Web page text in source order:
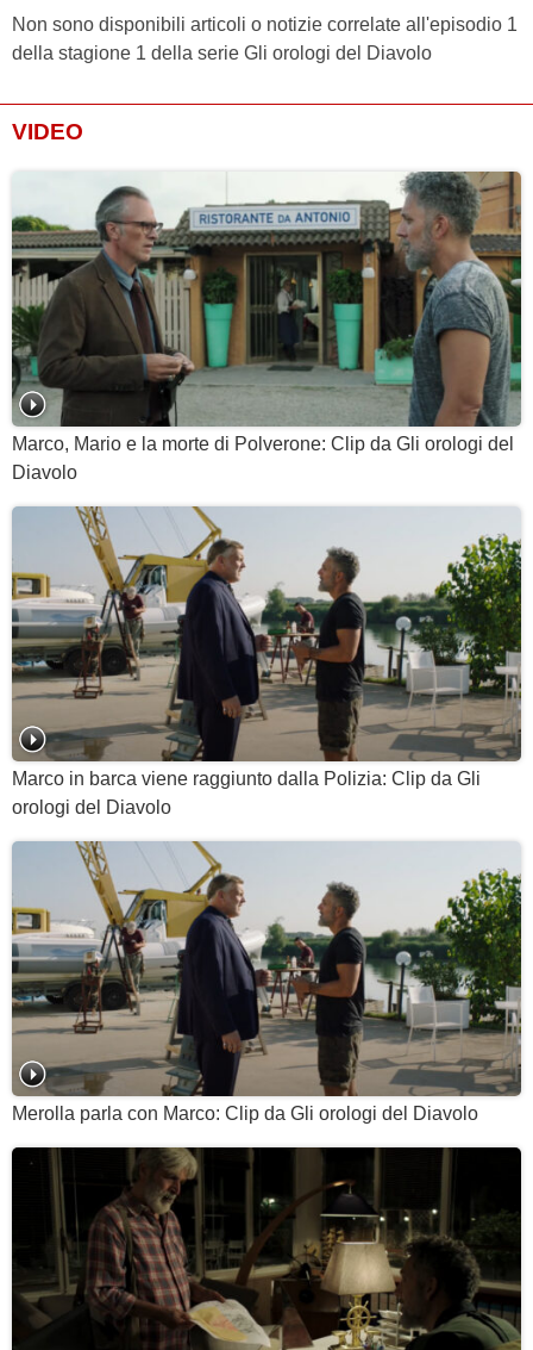
Non sono disponibili articoli o notizie correlate all'episodio 1
della stagione 1 della serie Gli orologi del Diavolo
VIDEO
Marco, Mario e la morte di Polverone: Clip da Gli orologi del
Diavolo
Marco in barca viene raggiunto dalla Polizia: Clip da Gli
orologi del Diavolo
Merolla parla con Marco: Clip da Gli orologi del Diavolo